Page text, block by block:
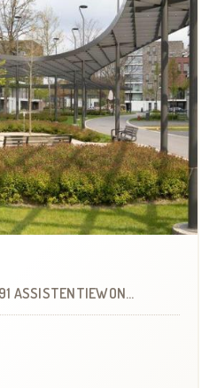
ASSISTENTIEWONINGEN